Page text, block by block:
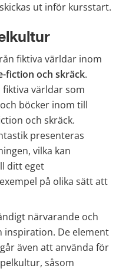
ut inför kursstart.
fiction och skräck.
världar som
böcker inom till
och skräck.
presenteras
vilka kan
ditt eget
på olika sätt att
närvarande och
inspiration. De element
även att använda för
såsom